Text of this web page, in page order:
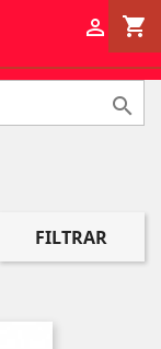
shopping_cart


FILTRAR